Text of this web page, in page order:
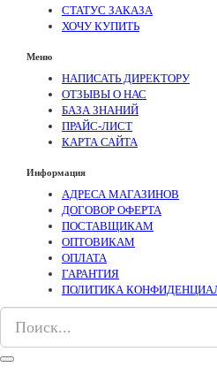
СТАТУС ЗАКАЗА
ХОЧУ КУПИТЬ
Меню
НАПИСАТЬ ДИРЕКТОРУ
ОТЗЫВЫ О НАС
БАЗА ЗНАНИЙ
ПРАЙС-ЛИСТ
КАРТА САЙТА
Информация
АДРЕСА МАГАЗИНОВ
ДОГОВОР ОФЕРТА
ПОСТАВЩИКАМ
ОПТОВИКАМ
ОПЛАТА
ГАРАНТИЯ
ПОЛИТИКА